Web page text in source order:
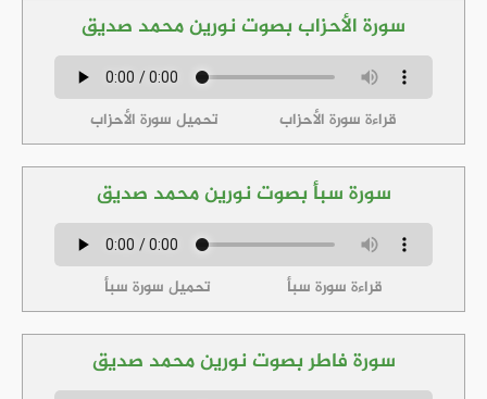
سورة الأحزاب بصوت نورين محمد صديق
قراءة سورة الأحزاب تحميل سورة الأحزاب
سورة سبأ بصوت نورين محمد صديق
قراءة سورة سبأ تحميل سورة سبأ
سورة فاطر بصوت نورين محمد صديق